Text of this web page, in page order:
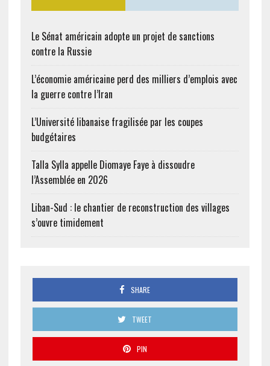
Le Sénat américain adopte un projet de sanctions
contre la Russie
L’économie américaine perd des milliers d’emplois avec
la guerre contre l’Iran
L’Université libanaise fragilisée par les coupes
budgétaires
Talla Sylla appelle Diomaye Faye à dissoudre
l’Assemblée en 2026
Liban-Sud : le chantier de reconstruction des villages
s’ouvre timidement
SHARE
TWEET
PIN